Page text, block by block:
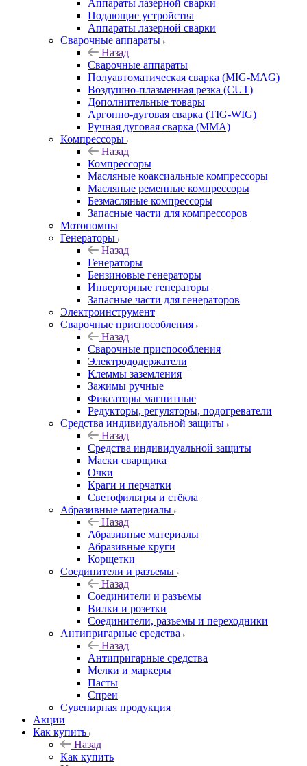
Аппараты лазерной сварки
Подающие устройства
Аппараты лазерной сварки
Сварочные аппараты
Назад
Сварочные аппараты
Полуавтоматическая сварка (MIG-MAG)
Воздушно-плазменная резка (CUT)
Дополнительные товары
Аргонно-дуговая сварка (TIG-WIG)
Ручная дуговая сварка (MMA)
Компрессоры
Назад
Компрессоры
Масляные коаксиальные компрессоры
Масляные ременные компрессоры
Безмасляные компрессоры
Запасные части для компрессоров
Мотопомпы
Генераторы
Назад
Генераторы
Бензиновые генераторы
Инверторные генераторы
Запасные части для генераторов
Электроинструмент
Сварочные приспособления
Назад
Сварочные приспособления
Электрододержатели
Клеммы заземления
Зажимы ручные
Фиксаторы магнитные
Редукторы, регуляторы, подогреватели
Средства индивидуальной защиты
Назад
Средства индивидуальной защиты
Маски сварщика
Очки
Краги и перчатки
Светофильтры и стёкла
Абразивные материалы
Назад
Абразивные материалы
Абразивные круги
Корщетки
Соединители и разъемы
Назад
Соединители и разъемы
Вилки и розетки
Соединители, разъемы и переходники
Антипригарные средства
Назад
Антипригарные средства
Мелки и маркеры
Пасты
Спреи
Сувенирная продукция
Акции
Как купить
Назад
Как купить